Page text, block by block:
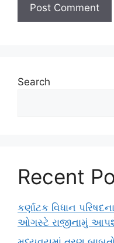
Search
Recent
કર્ણાટક વિધાન
ઓગસ્ટે રાજીનામું